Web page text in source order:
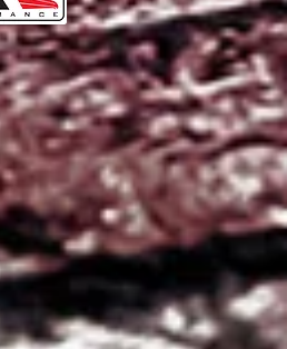
Iron
Iron